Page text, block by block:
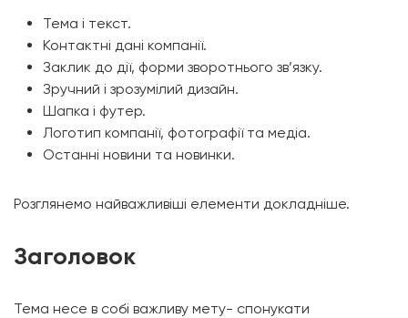
Тема і текст.
Контактні дані компанії.
Заклик до дії, форми зворотнього зв’язку.
Зручний і зрозумілий дизайн.
Шапка і футер.
Логотип компанії, фотографії та медіа.
Останні новини та новинки.
Розглянемо найважливіші елементи докладніше.
Заголовок
Тема несе в собі важливу мету- спонукати